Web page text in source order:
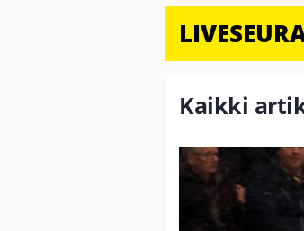
Kaikki